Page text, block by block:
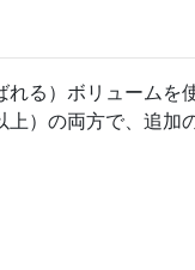
れる）ボリュームを
）の両方で、追加